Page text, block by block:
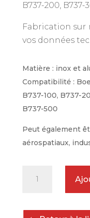
B737-200,
Fabrication sur
vos données
Matière : inox et
Compatibilité :
B737-100, B737-
B737-500
Peut également
aérospatiaux,
à